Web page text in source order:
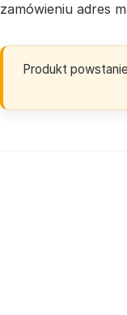
zamówieniu adres
Produkt